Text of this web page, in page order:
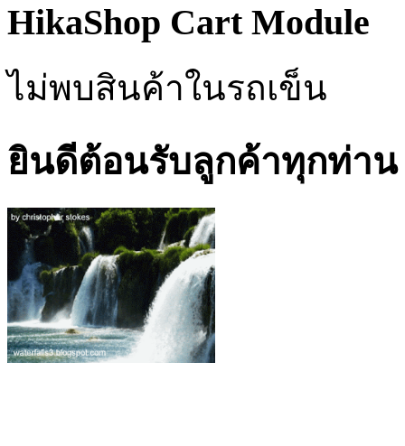
HikaShop Cart Module
ไม่พบสินค้าในรถเข็น
ยินดีต้อนรับลูกค้าทุกท่าน